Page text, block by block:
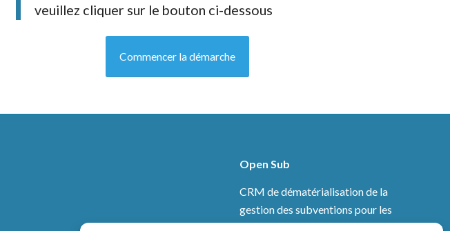
veuillez cliquer sur le bouton ci-dessous
Commencer la démarche
Open Sub
CRM de dématérialisation de la
gestion des subventions pour les
acteurs publics édité par laSociété